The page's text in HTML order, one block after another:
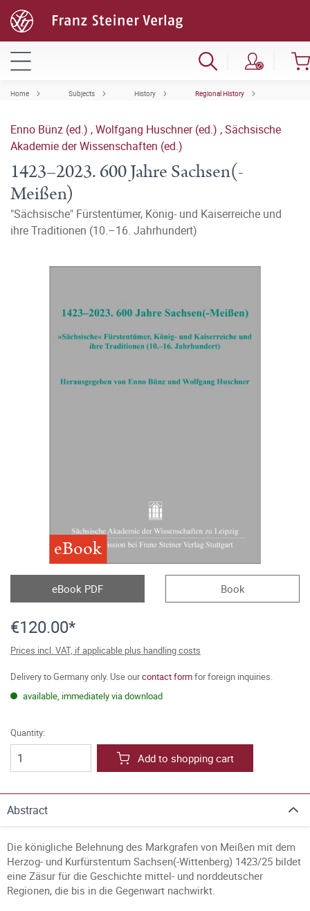
Home Subjects History Regional History
Enno Bünz (ed.) ,Wolfgang Huschner (ed.) ,Sächsische
Akademie der Wissenschaften (ed.)
1423–2023. 600 Jahre Sachsen(-
Meißen)
"Sächsische" Fürstentümer, König- und Kaiserreiche und
ihre Traditionen (10.–16. Jahrhundert)
eBook
eBook PDF Book
€120.00*
Prices incl. VAT, if applicable plus handling costs
Delivery to Germany only. Use ourcontact formfor foreign inquiries.
available, immediately via download
Quantity:
Add to shopping cart
Abstract
Die königliche Belehnung des Markgrafen von Meißen mit dem
Herzog- und Kurfürstentum Sachsen(-Wittenberg) 1423/25 bildet
eine Zäsur für die Geschichte mittel- und norddeutscher
Regionen, die bis in die Gegenwart nachwirkt.